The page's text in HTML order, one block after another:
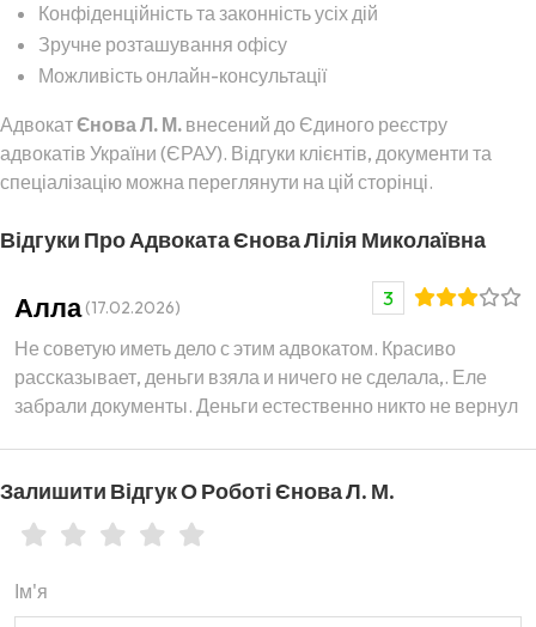
Конфіденційність та законність усіх дій
Зручне розташування офісу
Можливість онлайн-консультації
АдвокатЄнова Л. М. внесений до Єдиного реєстру
адвокатів України (ЄРАУ). Відгуки клієнтів, документи та
спеціалізацію можна переглянути на цій сторінці.
Відгуки Про Адвоката Єнова Лілія Миколаївна
Алла (17.02.2026) 3
Не советую иметь дело с этим адвокатом. Красиво
рассказывает, деньги взяла и ничего не сделала,. Еле
забрали документы. Деньги естественно никто не вернул
Залишити Відгук О Роботі Єнова Л. М.
Ім'я